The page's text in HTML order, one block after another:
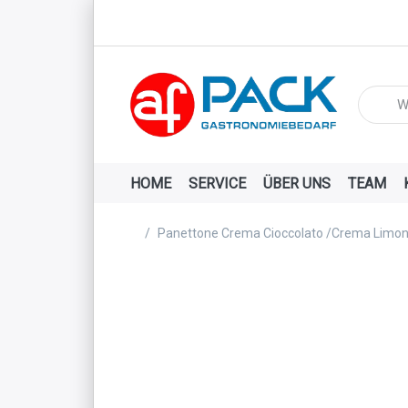
Geben
HOME SERVICE ÜBER UNS TEAM
Startseite
Panettone Crema Cioccolato /Crema